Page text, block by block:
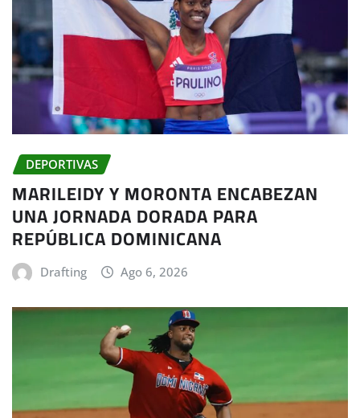
DEPORTIVAS
MARILEIDY Y MORONTA ENCABEZAN
UNA JORNADA DORADA PARA
REPÚBLICA DOMINICANA
Drafting Ago 6, 2026